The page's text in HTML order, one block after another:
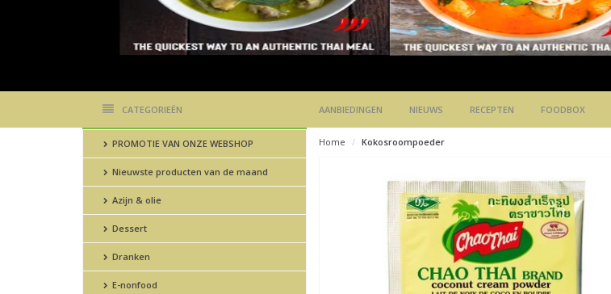
CATEGORIEËN AANBIEDINGEN NIEUWS RECEPTEN FOODBOX
PROMOTIE VAN ONZE WEBSHOP
Nieuwste producten van de maand
Azijn & olie
Dessert
Dranken
E-nonfood
Home Kokosroompoeder